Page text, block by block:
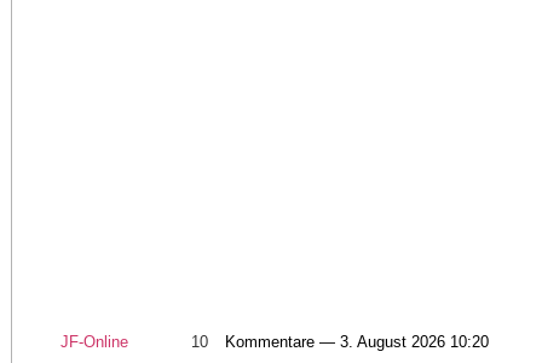
JF-Online 10 Kommentare — 3. August 2026 10:20